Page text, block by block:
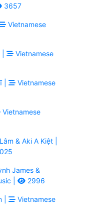
3657
Vietnamese
Vietnamese
|
Vietnamese
Vietnamese
& Aki A Kiệt |
James &
| 2996
|
Vietnamese